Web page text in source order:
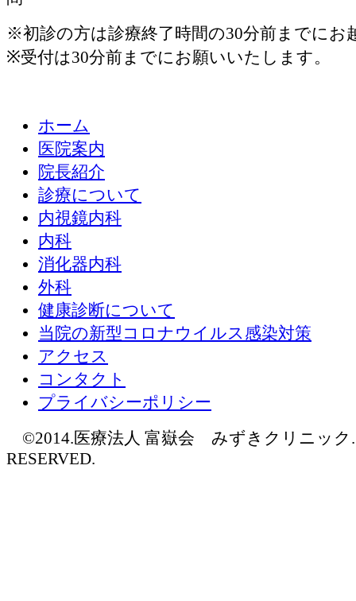
※初診の方は診療終了時間の30分前までにお
※受付は30分前までにお願いいたします。
ホーム
医院案内
院長紹介
診療について
内視鏡内科
内科
消化器内科
外科
健康診断について
当院の新型コロナウイルス感染対策
アクセス
コンタクト
プライバシーポリシー
©2014.医療法人 富嶽会 みずきクリニック.
RESERVED.